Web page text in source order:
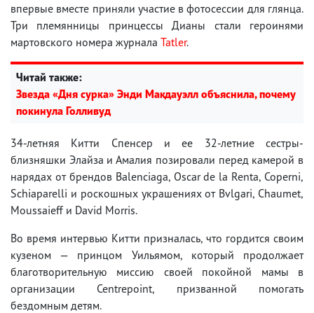
впервые вместе приняли участие в фотосессии для глянца.
Три племянницы принцессы Дианы стали героинями
мартовского номера журнала Tatler.
Читай также:
Звезда «Дня сурка» Энди Макдауэлл объяснила, почему
покинула Голливуд
34-летняя Китти Спенсер и ее 32-летние сестры-
близняшки Элайза и Амалия позировали перед камерой в
нарядах от брендов Balenciaga, Oscar de la Renta, Coperni,
Schiaparelli и роскошных украшениях от Bvlgari, Chaumet,
Moussaieff и David Morris.
Во время интервью Китти призналась, что гордится своим
кузеном — принцом Уильямом, который продолжает
благотворительную миссию своей покойной мамы в
организации Centrepoint, призванной помогать
бездомным детям.